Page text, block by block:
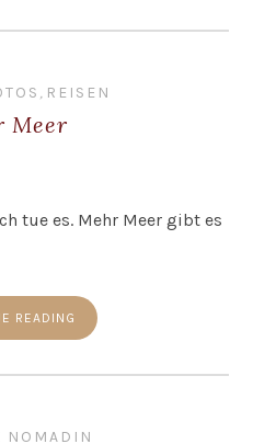
, REISEN
Meer
tue es. Mehr Meer gibt es
READING
NOMADIN